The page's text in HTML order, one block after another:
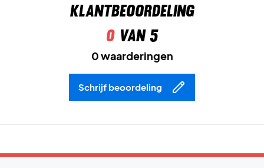
Klantbeoordeling
0van 5
0 waarderingen
Schrijf beoordeling